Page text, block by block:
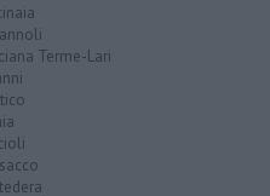
Terme-Lari